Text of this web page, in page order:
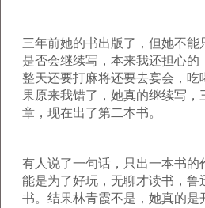
三年前她的书出版了，但她不能
是否会继续写，本来我还担心的
整天还要打麻将还要去宴会，吃
果原来我错了，她真的继续写，
章，现在出了第二本书。
有人说了一句话，只出一本书的
能是为了好玩，无聊才读书，鲁
书。结果林青霞不是，她真的是